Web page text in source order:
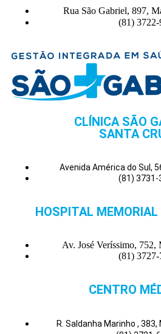
Rua São Gabriel, 897,
(81) 3722-
CLÍNICA SÃO
SANTA
Avenida América do Sul,
(81) 3731-
HOSPITAL
Av. José Veríssimo, 752,
(81) 3727-
CENTRO
R. Saldanha Marinho ,